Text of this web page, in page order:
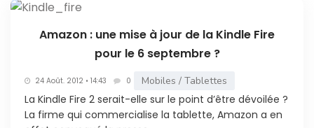
Amazon : une mise à jour de la Kindle Fire
pour le 6 septembre ?
24 Août. 2012 • 14:43 0 Mobiles / Tablettes
La Kindle Fire 2 serait-elle sur le point d’être dévoilée ?
La firme qui commercialise la tablette, Amazon a en